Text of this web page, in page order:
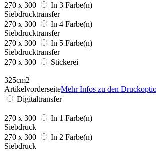
270 x 300
In 3 Farbe(n)
Siebdrucktransfer
270 x 300
In 4 Farbe(n)
Siebdrucktransfer
270 x 300
In 5 Farbe(n)
Siebdrucktransfer
270 x 300
Stickerei
325cm2
ArtikelvorderseiteMehr Infos zu den
Digitaltransfer
270 x 300
In 1 Farbe(n)
Siebdruck
270 x 300
In 2 Farbe(n)
Siebdruck